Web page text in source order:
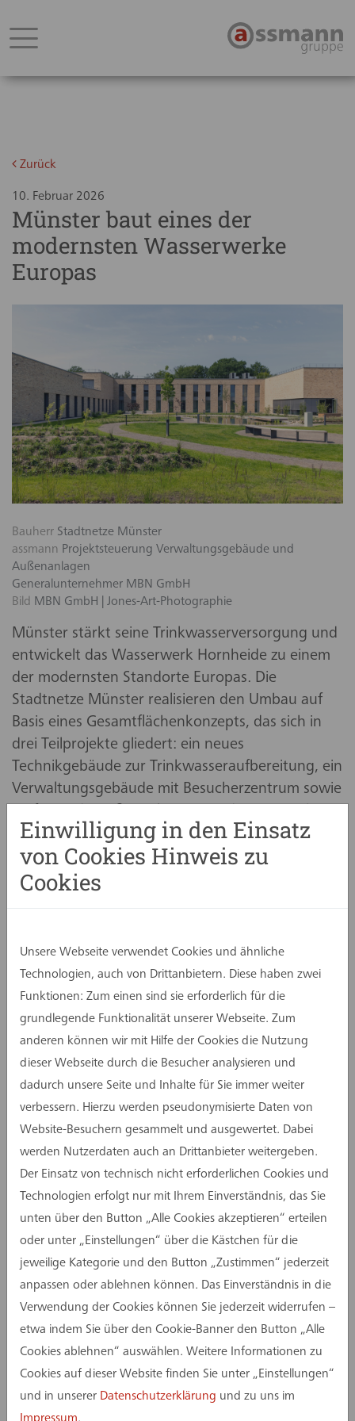
Zurück
10. Februar 2026
Münster baut eines der
modernsten Wasserwerke
Europas
Bauherr Stadtnetze Münster
assmann Projektsteuerung Verwaltungsgebäude und
Außenanlagen
Generalunternehmer MBN GmbH
Bild
MBN GmbH | Jones-Art-Photographie
Münster stärkt seine Trinkwasserversorgung und
entwickelt das Wasserwerk Hornheide zu einem
der modernsten Standorte Europas. Die
Stadtnetze Münster realisieren den Umbau auf
Basis eines Gesamtflächenkonzepts, das sich in
drei Teilprojekte gliedert: ein neues
Technikgebäude zur Trinkwasseraufbereitung, ein
Verwaltungsgebäude mit Besucherzentrum sowie
arbeiten spezialisierte Planungsteams zusammen.
Seit 2022 entsteht auf dem Gelände ein
moderner Standort, der technische Erneuerung
bereits ein erster zentraler Baustein zur
Verfügung. 2025 folgte das Bildungszentrum
„WasserWerkstatt“ in Hornheide, das Wissen
rund um das Thema Trinkwasser vermittelt.Den
technologischen Kern der
Wasserwerksmodernisierung bildet die neue
Aufbereitungsanlage, die 2026 in Betrieb geht
und die Leistungsfähigkeit des Standorts
maßgeblich erhöht.
Technologisch setzt das Wasserwerk Hornheide
auf eine leistungsstarke Ultrafiltrationsanlage.
Drei Blöcke mit jeweils 128 Membranmodulen
reinigen das aus dem Dortmund-Ems-Kanal
entnommene Oberflächenwasser in Kombination
mit Flockungsmitteln und Pulveraktivkohle
effizient vor. Nach der Vorfiltration versickert das
Wasser rund 50 Tage durch Sand und
Kiesschichten. Dieses Verfahren steigert die
Produktionskapazität, verbessert den
Grundwasserschutz und stellt eine tragende
Säule zum jährlichen Trinkwasserbedarf der Stadt
Einwilligung in den Einsatz
von Cookies Hinweis zu
Cookies
Unsere Webseite verwendet Cookies und ähnliche
Technologien, auch von Drittanbietern. Diese haben zwei
Funktionen: Zum einen sind sie erforderlich für die
grundlegende Funktionalität unserer Webseite. Zum
anderen können wir mit Hilfe der Cookies die Nutzung
dieser Webseite durch die Besucher analysieren und
dadurch unsere Seite und Inhalte für Sie immer weiter
verbessern. Hierzu werden pseudonymisierte Daten von
Website-Besuchern gesammelt und ausgewertet. Dabei
werden Nutzerdaten auch an Drittanbieter weitergeben.
Der Einsatz von technisch nicht erforderlichen Cookies und
Technologien erfolgt nur mit Ihrem Einverständnis, das Sie
unten über den Button „Alle Cookies akzeptieren“ erteilen
oder unter „Einstellungen“ über die Kästchen für die
jeweilige Kategorie und den Button „Zustimmen“ jederzeit
anpassen oder ablehnen können. Das Einverständnis in die
Verwendung der Cookies können Sie jederzeit widerrufen –
etwa indem Sie über den Cookie-Banner den Button „Alle
Cookies ablehnen“ auswählen. Weitere Informationen zu
Cookies auf dieser Website finden Sie unter „Einstellungen“
und in unserer Datenschutzerklärung und zu uns im
Impressum.